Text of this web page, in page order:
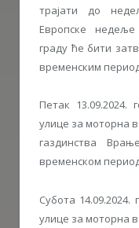
трајати до
Европске
граду ће бити
временским
Петак
улице за моторна
газдинства
временском
Субота
улице за моторна